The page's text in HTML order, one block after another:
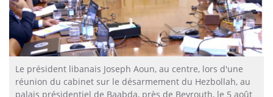
Le président libanais Joseph Aoun, au centre, lors d'une
réunion du cabinet sur le désarmement du Hezbollah, au
palais présidentiel de Baabda, près de Beyrouth, le 5 août